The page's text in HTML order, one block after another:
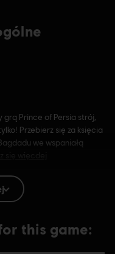
grą Prince of Persia strój,
Przebierz się za księcia
we wspaniałą
Przemoc
Creed, Ubisoft, and the
this game: